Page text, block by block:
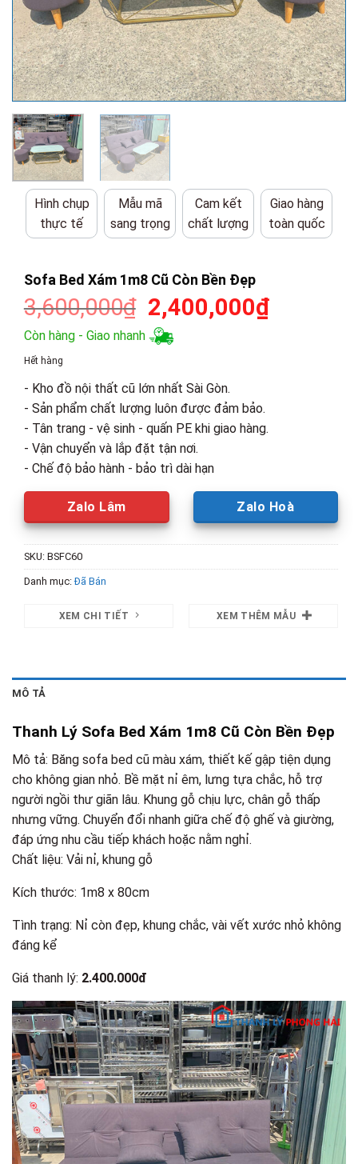
Hình chụp
thực tế
Mẫu mã
sang trọng
Cam kết
chất lượng
Giao hàng
toàn quốc
Sofa Bed Xám 1m8 Cũ Còn Bền Đẹp
3,600,000₫ Giá
gốc
là:
2,400,000₫Giá
Còn hàng - Giao nhanh
Hết hàng
- Kho đồ nội thất cũ lớn nhất Sài Gòn.
- Sản phẩm chất lượng luôn được đảm bảo.
- Tân trang - vệ sinh - quấn PE khi giao hàng.
- Vận chuyển và lắp đặt tận nơi.
- Chế độ bảo hành - bảo trì dài hạn
Zalo Lâm Zalo Hoà
SKU: BSFC60
Danh mục:Đã Bán
XEM CHI TIẾT XEM THÊM MẪU
MÔ TẢ
Thanh Lý Sofa Bed Xám 1m8 Cũ Còn Bền Đẹp
Mô tả: Băng sofa bed cũ màu xám, thiết kế gập tiện dụng
cho không gian nhỏ. Bề mặt nỉ êm, lưng tựa chắc, hỗ trợ
người ngồi thư giãn lâu. Khung gỗ chịu lực, chân gỗ thấp
nhưng vững. Chuyển đổi nhanh giữa chế độ ghế và giường,
đáp ứng nhu cầu tiếp khách hoặc nằm nghỉ.
Chất liệu: Vải nỉ, khung gỗ
Kích thước: 1m8 x 80cm
Tình trạng: Nỉ còn đẹp, khung chắc, vài vết xước nhỏ không
đáng kể
Giá thanh lý: 2.400.000đ